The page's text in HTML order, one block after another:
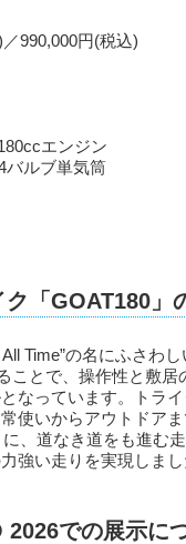
990,000円(税込)
エンジン
バルブ単気筒
「GOAT180」
Time”の名にふさわ
ことで、操作性と敷
なっています。トラ
使いからアウトドア
に、道なき道をも進む
強い走りを実現しまし
での展示に